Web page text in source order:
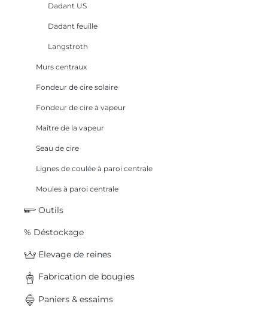
Dadant US
Dadant feuille
Langstroth
Murs centraux
Fondeur de cire solaire
Fondeur de cire à vapeur
Maître de la vapeur
Seau de cire
Lignes de coulée à paroi centrale
Moules à paroi centrale
Outils
% Déstockage
Elevage de reines
Fabrication de bougies
Paniers & essaims